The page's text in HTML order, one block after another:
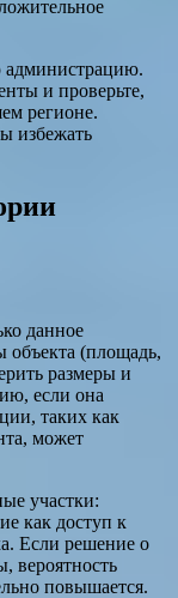
администрацию.
и проверьте,
регионе.
избежать
данное
объекта (площадь,
размеры и
если она
таких как
может
участки:
как доступ к
Если решение о
вероятность
повышается.